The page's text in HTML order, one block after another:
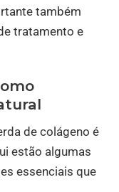
também
tratamento e
de colágeno é
estão algumas
essenciais que